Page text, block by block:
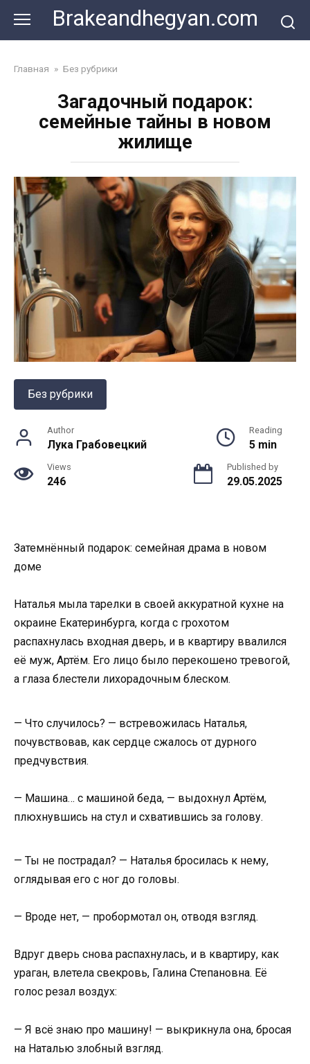
content
Brakeandhegyan.com
Главная » Без рубрики
Загадочный подарок:
семейные тайны в новом
жилище
Без рубрики
Author
Лука Грабовецкий
Reading
5 min
Views
246
Published by
29.05.2025
Затемнённый подарок: семейная драма в новом
доме
Наталья мыла тарелки в своей аккуратной кухне на
окраине Екатеринбурга, когда с грохотом
распахнулась входная дверь, и в квартиру ввалился
её муж, Артём. Его лицо было перекошено тревогой,
а глаза блестели лихорадочным блеском.
— Что случилось? — встревожилась Наталья,
почувствовав, как сердце сжалось от дурного
предчувствия.
— Машина… с машиной беда, — выдохнул Артём,
плюхнувшись на стул и схватившись за голову.
— Ты не пострадал? — Наталья бросилась к нему,
оглядывая его с ног до головы.
— Вроде нет, — пробормотал он, отводя взгляд.
Вдруг дверь снова распахнулась, и в квартиру, как
ураган, влетела свекровь, Галина Степановна. Её
голос резал воздух:
— Я всё знаю про машину! — выкрикнула она, бросая
на Наталью злобный взгляд.